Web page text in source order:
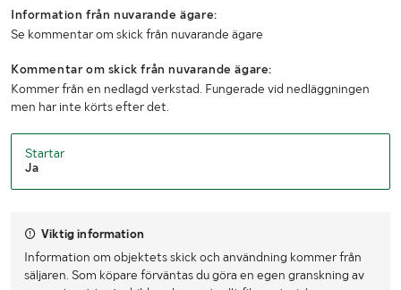
Information från nuvarande ägare:
Se kommentar om skick från nuvarande ägare
Kommentar om skick från nuvarande ägare:
Kommer från en nedlagd verkstad. Fungerade vid nedläggningen
men har inte körts efter det.
Startar
Ja
Viktig information
Information om objektets skick och användning kommer från
säljaren. Som köpare förväntas du göra en egen granskning av